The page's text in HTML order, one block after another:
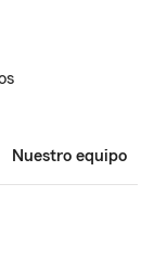
Nuestro equipo